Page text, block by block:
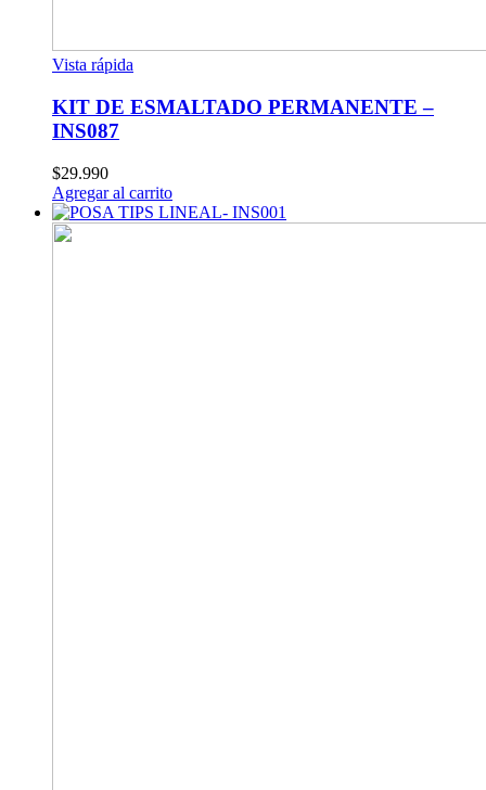
Vista rápida
KIT DE ESMALTADO PERMANENTE –
INS087
$29.990
Agregar al carrito